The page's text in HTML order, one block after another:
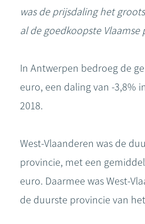
was de prijsdaling het
al de goedkoopste Vlaamse
In Antwerpen bedroeg de
euro, een daling van -3,8%
2018.
West-Vlaanderen was de
provincie, met een
euro. Daarmee was West-
de duurste provincie van